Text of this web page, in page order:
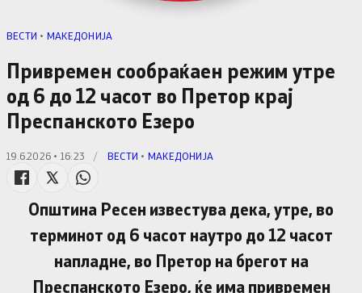
ВЕСТИ • МАКЕДОНИЈА
Привремен сообраќаен режим утре
од 6 до 12 часот во Претор крај
Преспанското Езеро
19.6.2026 • 16:23 / ВЕСТИ • МАКЕДОНИЈА
Општина Ресен известува дека, утре, во
терминот од 6 часот наутро до 12 часот
напладне, во Претор на брегот на
Преспанското Езеро, ќе има привремен